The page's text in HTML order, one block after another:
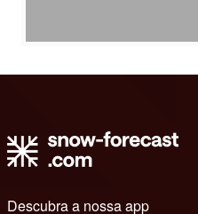
Descubra a nossa app